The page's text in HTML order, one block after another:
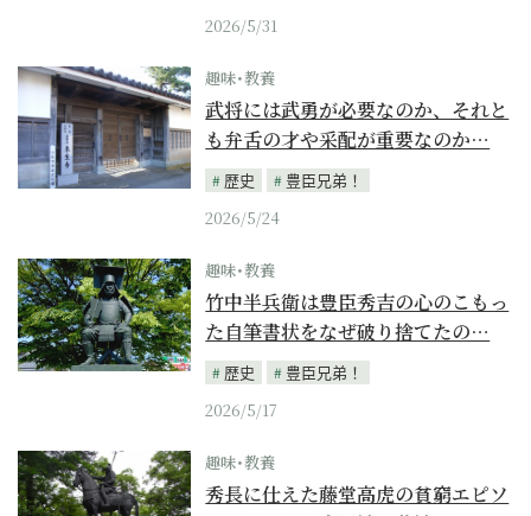
2026/5/31
趣味･教養
武将には武勇が必要なのか、それと
も弁舌の才や采配が重要なのか…
歴史
豊臣兄弟！
2026/5/24
趣味･教養
竹中半兵衛は豊臣秀吉の心のこもっ
た自筆書状をなぜ破り捨てたの…
歴史
豊臣兄弟！
2026/5/17
趣味･教養
秀長に仕えた藤堂高虎の貧窮エピソ